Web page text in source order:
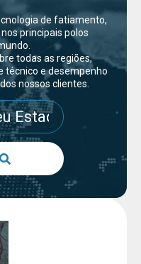
de fatiamento,
principais polos
todas as regiões,
técnico e desempenho
nossos clientes.